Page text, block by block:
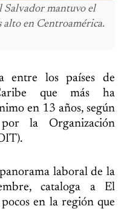
Salvador mantuvo el
alto en Centroamérica.
entre los países de
que más ha
en 13 años, según
la Organización
laboral de la
cataloga a El
en la región que